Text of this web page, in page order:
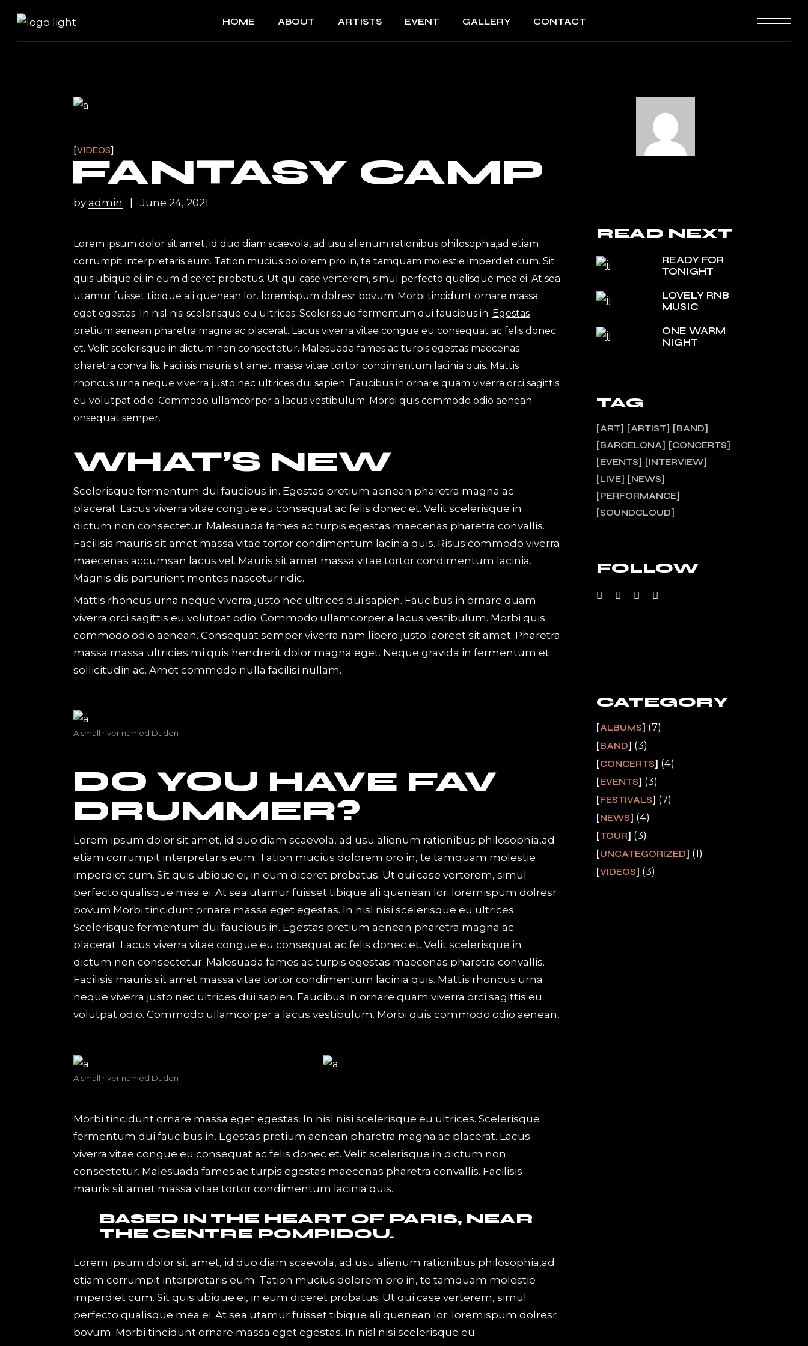
HOME ABOUT ARTISTS EVENT GALLERY CONTACT
VIDEOS
FANTASY CAMP
by admin June 24, 2021
Lorem ipsum dolor sit amet, id duo diam scaevola, ad usu alienum rationibus philosophia,ad etiam
corrumpit interpretaris eum. Tation mucius dolorem pro in, te tamquam molestie imperdiet cum. Sit
quis ubique ei, in eum diceret probatus. Ut qui case verterem, simul perfecto qualisque mea ei. At sea
utamur fuisset tibique ali quenean lor. loremispum dolresr bovum. Morbi tincidunt ornare massa
eget egestas. In nisl nisi scelerisque eu ultrices. Scelerisque fermentum dui faucibus in. Egestas
pretium aenean pharetra magna ac placerat. Lacus viverra vitae congue eu consequat ac felis donec
et. Velit scelerisque in dictum non consectetur. Malesuada fames ac turpis egestas maecenas
pharetra convallis. Facilisis mauris sit amet massa vitae tortor condimentum lacinia quis. Mattis
rhoncus urna neque viverra justo nec ultrices dui sapien. Faucibus in ornare quam viverra orci sagittis
eu volutpat odio. Commodo ullamcorper a lacus vestibulum. Morbi quis commodo odio aenean
onsequat semper.
WHAT’S NEW
Scelerisque fermentum dui faucibus in. Egestas pretium aenean pharetra magna ac
placerat. Lacus viverra vitae congue eu consequat ac felis donec et. Velit scelerisque in
dictum non consectetur. Malesuada fames ac turpis egestas maecenas pharetra convallis.
Facilisis mauris sit amet massa vitae tortor condimentum lacinia quis. Risus commodo viverra
maecenas accumsan lacus vel. Mauris sit amet massa vitae tortor condimentum lacinia.
Magnis dis parturient montes nascetur ridic.
Mattis rhoncus urna neque viverra justo nec ultrices dui sapien. Faucibus in ornare quam
viverra orci sagittis eu volutpat odio. Commodo ullamcorper a lacus vestibulum. Morbi quis
commodo odio aenean. Consequat semper viverra nam libero justo laoreet sit amet. Pharetra
massa massa ultricies mi quis hendrerit dolor magna eget. Neque gravida in fermentum et
sollicitudin ac. Amet commodo nulla facilisi nullam.
A small river named Duden
DO YOU HAVE FAV
DRUMMER?
Lorem ipsum dolor sit amet, id duo diam scaevola, ad usu alienum rationibus philosophia,ad
etiam corrumpit interpretaris eum. Tation mucius dolorem pro in, te tamquam molestie
imperdiet cum. Sit quis ubique ei, in eum diceret probatus. Ut qui case verterem, simul
perfecto qualisque mea ei. At sea utamur fuisset tibique ali quenean lor. loremispum dolresr
bovum.Morbi tincidunt ornare massa eget egestas. In nisl nisi scelerisque eu ultrices.
Scelerisque fermentum dui faucibus in. Egestas pretium aenean pharetra magna ac
placerat. Lacus viverra vitae congue eu consequat ac felis donec et. Velit scelerisque in
dictum non consectetur. Malesuada fames ac turpis egestas maecenas pharetra convallis.
Facilisis mauris sit amet massa vitae tortor condimentum lacinia quis. Mattis rhoncus urna
neque viverra justo nec ultrices dui sapien. Faucibus in ornare quam viverra orci sagittis eu
volutpat odio. Commodo ullamcorper a lacus vestibulum. Morbi quis commodo odio aenean.
A small river named Duden
Morbi tincidunt ornare massa eget egestas. In nisl nisi scelerisque eu ultrices. Scelerisque
fermentum dui faucibus in. Egestas pretium aenean pharetra magna ac placerat. Lacus
viverra vitae congue eu consequat ac felis donec et. Velit scelerisque in dictum non
consectetur. Malesuada fames ac turpis egestas maecenas pharetra convallis. Facilisis
mauris sit amet massa vitae tortor condimentum lacinia quis.
BASED IN THE HEART OF PARIS, NEAR
THE CENTRE POMPIDOU.
Lorem ipsum dolor sit amet, id duo diam scaevola, ad usu alienum rationibus philosophia,ad
etiam corrumpit interpretaris eum. Tation mucius dolorem pro in, te tamquam molestie
imperdiet cum. Sit quis ubique ei, in eum diceret probatus. Ut qui case verterem, simul
perfecto qualisque mea ei. At sea utamur fuisset tibique ali quenean lor. loremispum dolresr
bovum. Morbi tincidunt ornare massa eget egestas. In nisl nisi scelerisque eu
READ NEXT
READY FOR
TONIGHT
LOVELY RNB
MUSIC
ONE WARM
NIGHT
TAG
ART ARTIST
BAND
BARCELONA
CONCERTS
EVENTS
INTERVIEW
LIVE
NEWS
PERFORMANCE
SOUNDCLOUD
FOLLOW
CATEGORY
ALBUMS (7)
BAND (3)
CONCERTS (4)
EVENTS (3)
FESTIVALS (7)
NEWS (4)
TOUR (3)
UNCATEGORIZED (1)
VIDEOS (3)